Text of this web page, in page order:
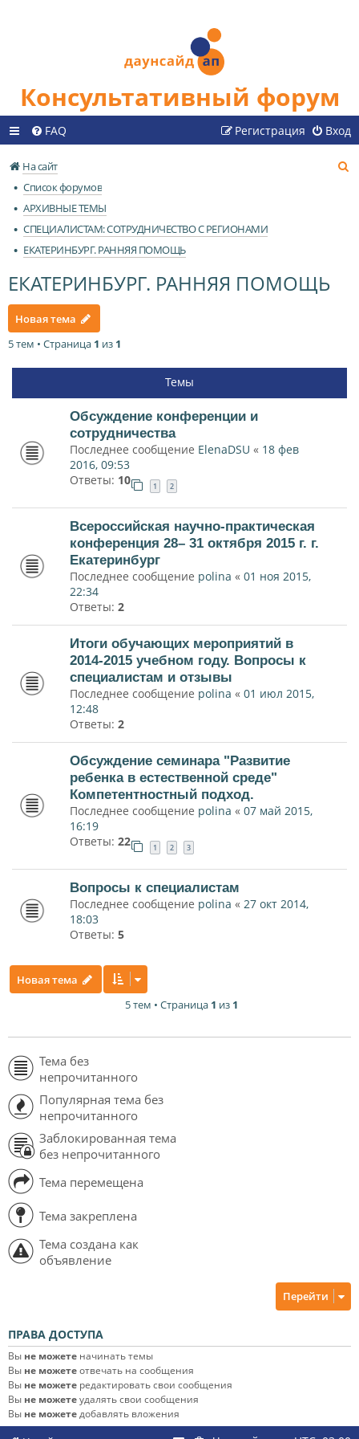
Консультативный форум
FAQ Вход
Регистрация
На сайт
Список форумов
АРХИВНЫЕ ТЕМЫ
СПЕЦИАЛИСТАМ: СОТРУДНИЧЕСТВО С РЕГИОНАМИ
ЕКАТЕРИНБУРГ. РАННЯЯ ПОМОЩЬ
ЕКАТЕРИНБУРГ. РАННЯЯ ПОМОЩЬ
Новая тема
5 тем • Страница 1 из 1
Темы
Обсуждение конференции и
сотрудничества
Последнее сообщение ElenaDSU « 18 фев
2016, 09:53
Ответы: 10 1 2
Всероссийская научно-практическая
конференция 28– 31 октября 2015 г. г.
Екатеринбург
Последнее сообщение polina « 01 ноя 2015,
22:34
Ответы: 2
Итоги обучающих мероприятий в
2014-2015 учебном году. Вопросы к
специалистам и отзывы
Последнее сообщение polina « 01 июл 2015,
12:48
Ответы: 2
Обсуждение семинара "Развитие
ребенка в естественной среде"
Компетентностный подход.
Последнее сообщение polina « 07 май 2015,
16:19
Ответы: 22 1 2 3
Вопросы к специалистам
Последнее сообщение polina « 27 окт 2014,
18:03
Ответы: 5
Новая тема
5 тем • Страница 1 из 1
Тема без
непрочитанного
Популярная тема без
непрочитанного
Заблокированная тема
без непрочитанного
Тема перемещена
Тема закреплена
Тема создана как
объявление
Перейти
ПРАВА ДОСТУПА
Вы не можете начинать темы
Вы не можетеотвечать на сообщения
Вы не можете редактировать свои сообщения
Вы не можетеудалять свои сообщения
Вы не можетедобавлять вложения